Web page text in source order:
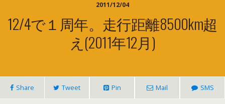
2011/12/04
12/4で１周年。走行距離8500km超
え(2011年12月)
Share Tweet Pin Mail SMS